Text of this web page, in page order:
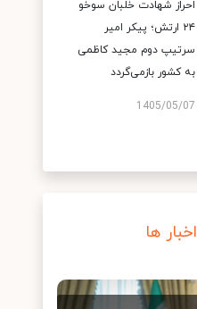
احراز شهادت خلبان سوخو
۲۴ ارتش؛ پیکر امیر
سرتیپ دوم مجید کاظمی
به کشور بازمی‌گردد
1405/05/07
اخبار ها